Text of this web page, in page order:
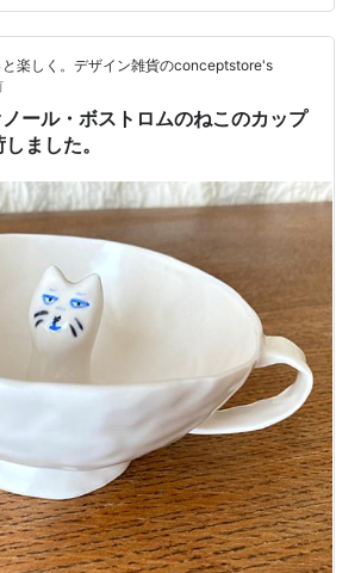
作品を作り続けている彼女が「猫」を
に。どこか犬っぽい気もするけれど？
エレオノールのねこ」なのです。カッ
楽しく。デザイン雑貨のconceptstore's
ール・ボストロムのねこのカップ
ました。